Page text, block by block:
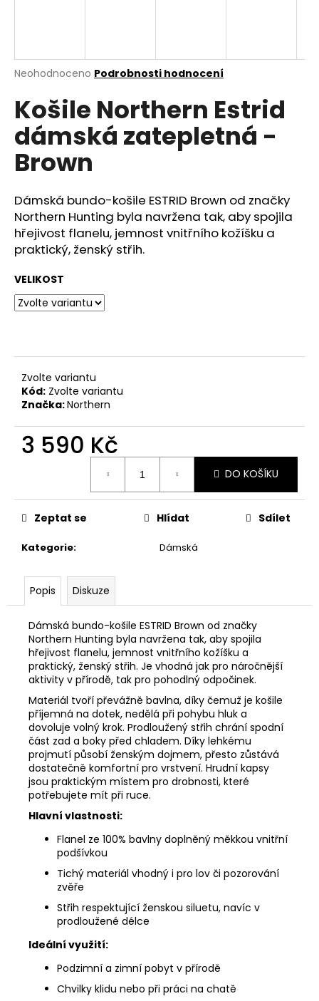
Průměrné
produktu
je
0,0
z
5
hvězdiček.
Neohodnoceno Podrobnosti hodnocení
Košile Northern Estrid
dámská zatepletná -
Brown
Dámská bundo-košile ESTRID Brown od značky
Northern Hunting byla navržena tak, aby spojila
hřejivost flanelu, jemnost vnitřního kožíšku a
praktický, ženský střih.
VELIKOST
Zvolte variantu
Kód: Zvolte variantu
Značka:Northern
3 590 Kč
DO KOŠÍKU
Kategorie: Dámská
Zeptat se Hlídat Sdílet
Popis Diskuze
Dámská bundo-košile ESTRID Brown od značky
Northern Hunting byla navržena tak, aby spojila
hřejivost flanelu, jemnost vnitřního kožíšku a
praktický, ženský střih. Je vhodná jak pro náročnější
aktivity v přírodě, tak pro pohodlný odpočinek.
Materiál tvoří převážně bavlna, díky čemuž je košile
příjemná na dotek, nedělá při pohybu hluk a
dovoluje volný krok. Prodloužený střih chrání spodní
část zad a boky před chladem. Díky lehkému
projmutí působí ženským dojmem, přesto zůstává
dostatečně komfortní pro vrstvení. Hrudní kapsy
jsou praktickým místem pro drobnosti, které
potřebujete mít při ruce.
Hlavní vlastnosti:
Flanel ze 100% bavlny doplněný měkkou vnitřní
podšívkou
Tichý materiál vhodný i pro lov či pozorování
zvěře
Střih respektující ženskou siluetu, navíc v
prodloužené délce
Ideální využití:
Podzimní a zimní pobyt v přírodě
Chvilky klidu nebo při práci na chatě
í
t
D
o
p
o
r
u
j
m
e
BLASER
R8
Kč